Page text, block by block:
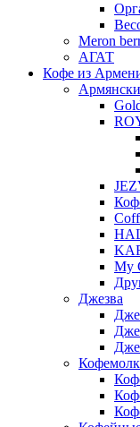
Meron
АГАТ
Кофе из
My
Джезва